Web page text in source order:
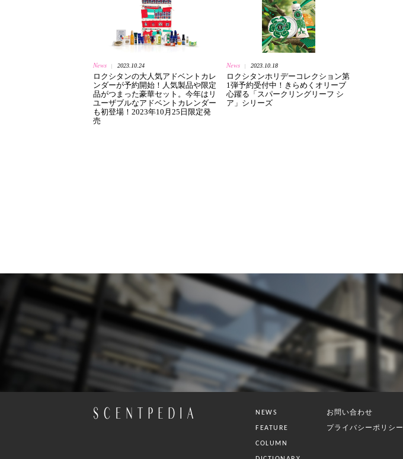
News | 2023.10.24
ロクシタンの大人気アドベントカレ
ンダーが予約開始！人気製品や限定
品がつまった豪華セット。今年はリ
ユーザブルなアドベントカレンダー
も初登場！2023年10月25日限定発
売
News | 2023.10.18
ロクシタンホリデーコレクション第
1弾予約受付中！きらめくオリーブ
心躍る「スパークリングリーフ シ
ア」シリーズ
NEWS
FEATURE
COLUMN
お問い合わせ
プライバシーポリシー